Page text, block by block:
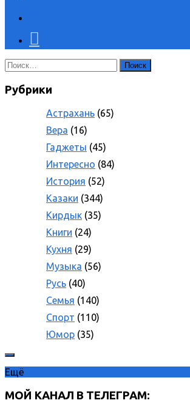
Найти:
Рубрики
Астрахань (65)
Вера (16)
Гаджеты (45)
Интересно (84)
История (52)
Казаки (344)
Кирдык (35)
Книги (24)
Кухня (29)
Музыка (56)
Русь (40)
Семья (140)
Спорт (110)
Юмор (35)
Ещё
МОЙ КАНАЛ В ТЕЛЕГРАМ: